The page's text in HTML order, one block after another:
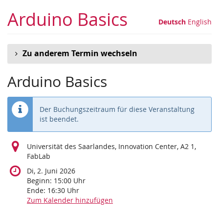
Haupt-
Inhalt
Arduino Basics Deutsch English
Zu anderem Termin wechseln
Arduino Basics
Der Buchungszeitraum für diese Veranstaltung
ist beendet.
Universität des Saarlandes, Innovation Center, A2 1,
FabLab
Di, 2. Juni 2026
Beginn: 15:00 Uhr
Ende: 16:30 Uhr
Zum Kalender hinzufügen